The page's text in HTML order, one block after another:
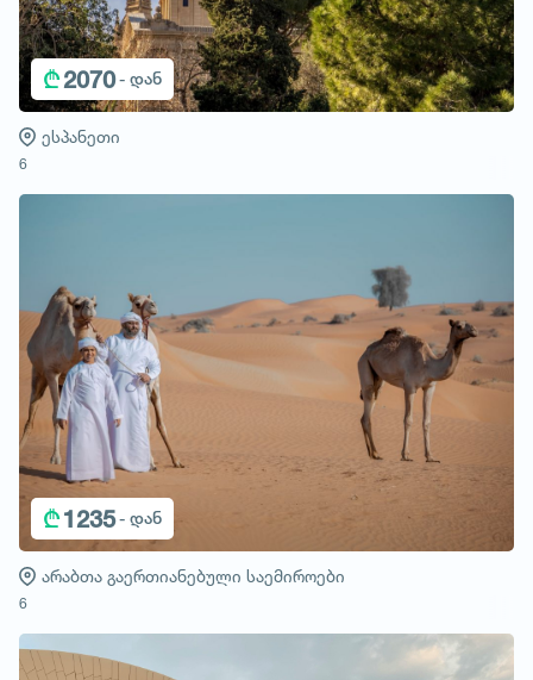
₾ 2070- დან
ესპანეთი
6
₾ 1235- დან
არაბთა გაერთიანებული საემიროები
6